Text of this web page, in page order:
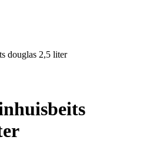
douglas 2,5 liter